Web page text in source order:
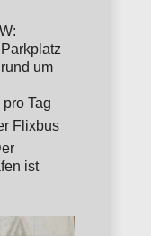
um
Tag
Flixbus
ist